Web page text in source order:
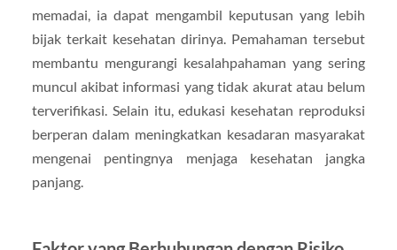
memadai, ia dapat mengambil keputusan yang lebih
bijak terkait kesehatan dirinya. Pemahaman tersebut
membantu mengurangi kesalahpahaman yang sering
muncul akibat informasi yang tidak akurat atau belum
terverifikasi. Selain itu, edukasi kesehatan reproduksi
berperan dalam meningkatkan kesadaran masyarakat
mengenai pentingnya menjaga kesehatan jangka
panjang.